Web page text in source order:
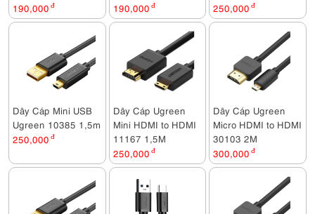
190,000 đ
190,000 đ
250,000 đ
Dây Cáp Mini USB
Ugreen 10385 1,5m
250,000 đ
Dây Cáp Ugreen
Mini HDMI to HDMI
11167 1,5M
250,000 đ
Dây Cáp Ugreen
Micro HDMI to HDMI
30103 2M
300,000 đ